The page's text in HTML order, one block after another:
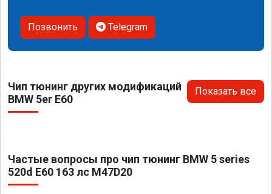
Позвонить Telegram
Чип тюнинг других модификаций
BMW 5er E60
Показать все
Частые вопросы про чип тюнинг BMW 5 series
520d E60 163 лс M47D20